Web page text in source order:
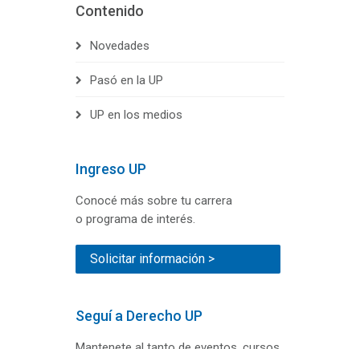
Contenido
Novedades
Pasó en la UP
UP en los medios
Ingreso UP
Conocé más sobre tu carrera
o programa de interés.
Solicitar información >
Seguí a Derecho UP